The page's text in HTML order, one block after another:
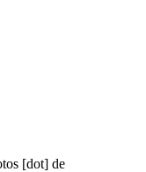
[dot] de